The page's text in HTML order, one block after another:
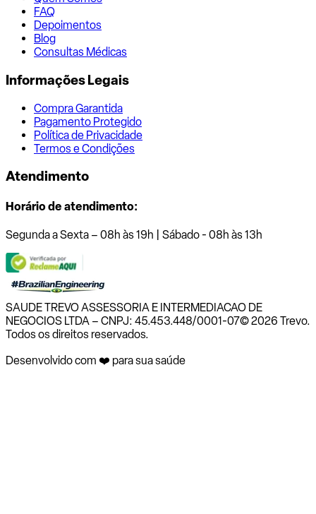
FAQ
Depoimentos
Blog
Consultas Médicas
Informações Legais
Compra Garantida
Pagamento Protegido
Política de Privacidade
Termos e Condições
Atendimento
Horário de atendimento:
Segunda a Sexta – 08h às 19h | Sábado - 08h às 13h
SAUDE TREVO ASSESSORIA E INTERMEDIACAO DE
NEGOCIOS LTDA – CNPJ: 45.453.448/0001-07© 2026 Trevo.
Todos os direitos reservados.
Desenvolvido com ❤️ para sua saúde